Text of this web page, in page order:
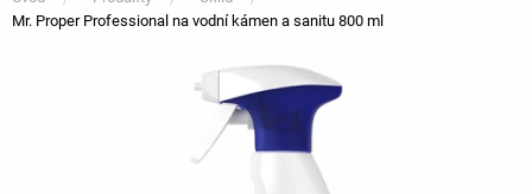
Mr. Proper Professional na vodní kámen a sanitu 800 ml